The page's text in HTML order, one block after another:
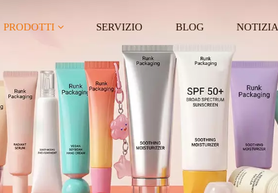
PRODOTTI SERVIZIO BLOG NOTIZIA